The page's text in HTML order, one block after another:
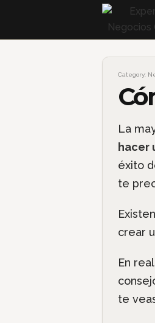
Category:
La
hacer
éxito
te
crear
En
te